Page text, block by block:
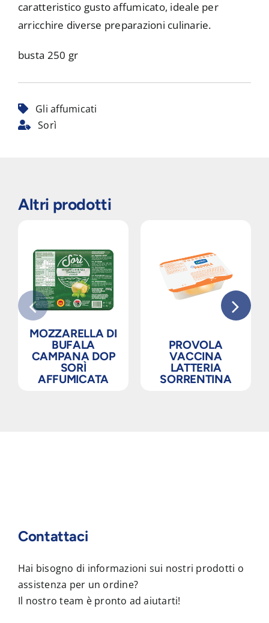
caratteristico gusto affumicato, ideale per
arricchire diverse preparazioni culinarie.
busta 250 gr
Gli affumicati
Sorì
Altri prodotti
MOZZARELLA DI
BUFALA
CAMPANA DOP
SORÌ
AFFUMICATA
PROVOLA
VACCINA
LATTERIA
SORRENTINA
Contattaci
Hai bisogno di informazioni sui nostri prodotti o
assistenza per un ordine?
Il nostro team è pronto ad aiutarti!